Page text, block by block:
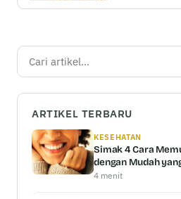
Cari
ARTIKEL TERBARU
KESEHATAN
Simak 4 Cara
dengan Mudah
4 menit